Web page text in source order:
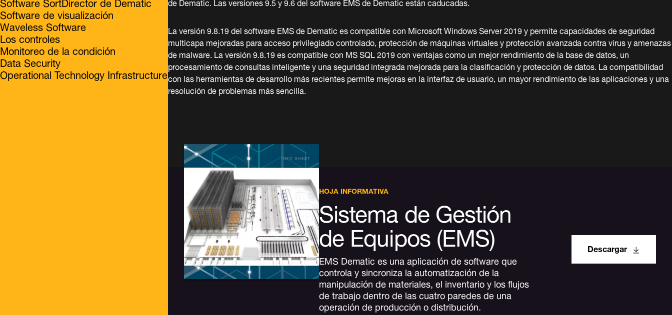
Software de visualización
Waveless Software
Los controles
Monitoreo de la condición
Data Security
Operational Technology Infrastructure
La versión 9.8.19 del software EMS de Dematic es compatible con Microsoft Windows Server 2019 y permite capacidades de seguridad
multicapa mejoradas para acceso privilegiado controlado, protección de máquinas virtuales y protección avanzada contra virus y amenazas
de malware. La versión 9.8.19 es compatible con MS SQL 2019 con ventajas como un mejor rendimiento de la base de datos, un
procesamiento de consultas inteligente y una seguridad integrada mejorada para la clasificación y protección de datos. La compatibilidad
con las herramientas de desarrollo más recientes permite mejoras en la interfaz de usuario, un mayor rendimiento de las aplicaciones y una
resolución de problemas más sencilla.
HOJA INFORMATIVA
Sistema de Gestión
de Equipos (EMS)
EMS Dematic es una aplicación de software que
controla y sincroniza la automatización de la
manipulación de materiales, el inventario y los flujos
de trabajo dentro de las cuatro paredes de una
operación de producción o distribución.
Descargar